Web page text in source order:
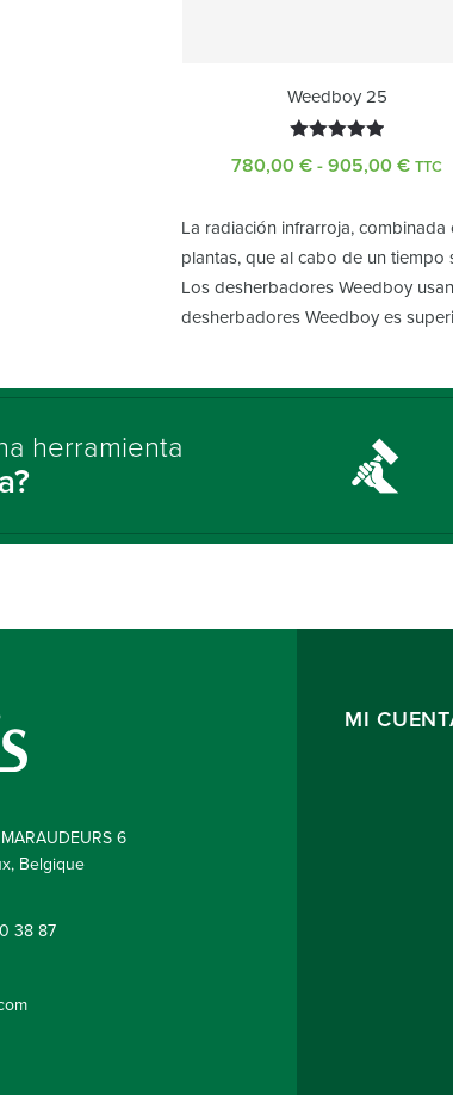
Weedboy 25
780,00€ - 905,00€ Rango
hasta
TTC
La radiación infrarroja,
plantas, que al cabo de un tiempo
Los desherbadores Weedboy
desherbadores Weedboy es
herramienta
6
Belgique
38 87
MI